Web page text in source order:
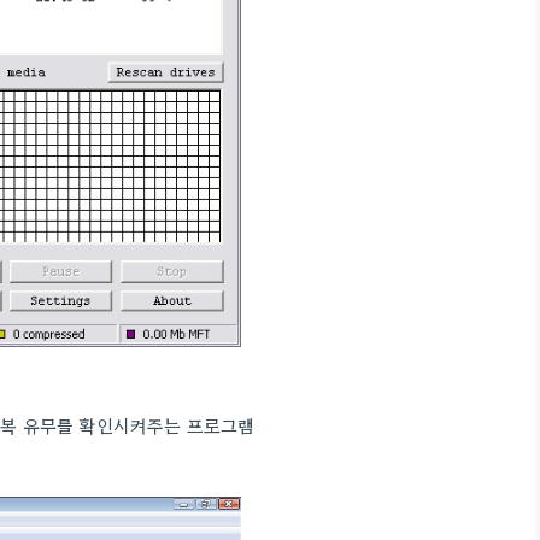
유무를 확인시켜주는 프로그램